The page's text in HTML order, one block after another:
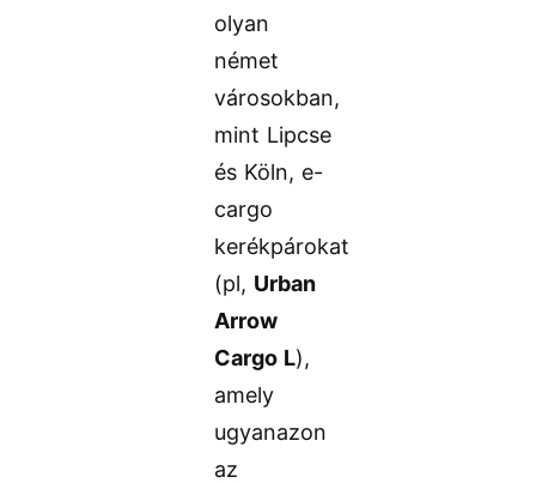
olyan
német
városokban,
mint Lipcse
és Köln, e-
cargo
kerékpárokat
(pl, Urban
Arrow
Cargo L),
amely
ugyanazon
az